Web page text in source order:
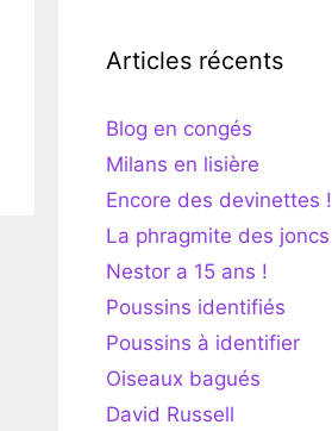
Articles récents
Blog en congés
Milans en lisière
Encore des devinettes !
La phragmite des joncs
Nestor a 15 ans !
Poussins identifiés
Poussins à identifier
Oiseaux bagués
David Russell